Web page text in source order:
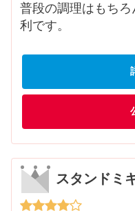
普段の調理はもち
利です。
スタンドミ